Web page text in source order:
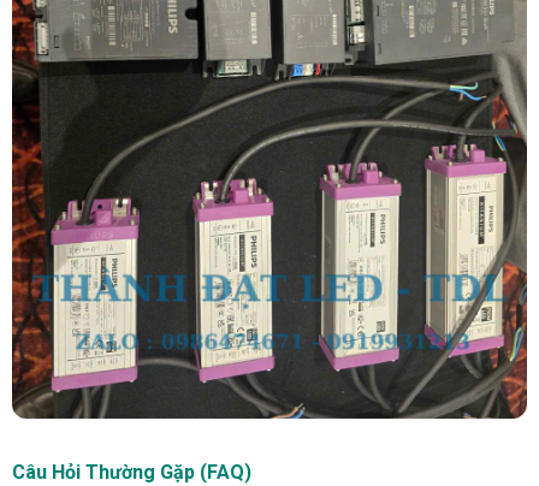
Câu Hỏi Thường Gặp (FAQ)